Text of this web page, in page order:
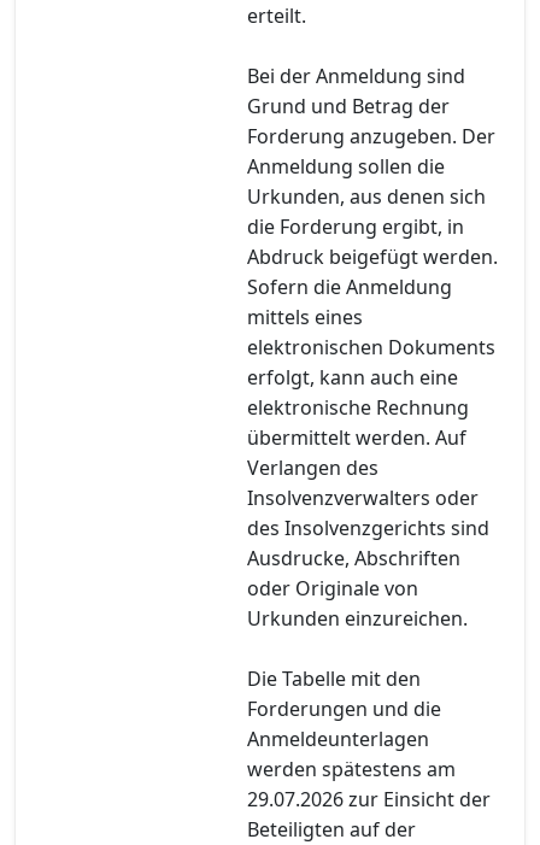
erteilt.
Bei der Anmeldung sind
Grund und Betrag der
Forderung anzugeben. Der
Anmeldung sollen die
Urkunden, aus denen sich
die Forderung ergibt, in
Abdruck beigefügt werden.
Sofern die Anmeldung
mittels eines
elektronischen Dokuments
erfolgt, kann auch eine
elektronische Rechnung
übermittelt werden. Auf
Verlangen des
Insolvenzverwalters oder
des Insolvenzgerichts sind
Ausdrucke, Abschriften
oder Originale von
Urkunden einzureichen.
Die Tabelle mit den
Forderungen und die
Anmeldeunterlagen
werden spätestens am
29.07.2026 zur Einsicht der
Beteiligten auf der